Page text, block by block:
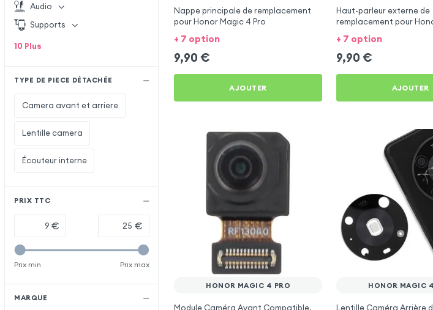
Audio
Supports
10 Plus
TYPE DE PIECE DÉTACHÉE
Camera avant et arriere
Lentille camera
Écouteur interne
PRIX TTC
€ €
Prix min Prix max
MARQUE
Nappe principale de remplacement
pour Honor Magic 4 Pro
+ 7 option
9,90 €
AJOUTER
Haut-parleur externe de
remplacement pour
+ 7 option
9,90 €
AJOUTER
HONOR MAGIC 4 PRO
Module Caméra Avant Compatible,
HONOR MAGIC
Lentille Caméra Arrière